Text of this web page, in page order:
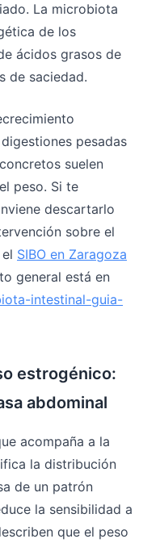
La microbiota
de los
ácidos grasos de
de saciedad.
pesadas
suelen
peso. Si te
descartarlo
sobre el
SIBO en Zaragoza
general está en
intestinal-guia-
estrogénico:
abdominal
acompaña a la
la distribución
de un patrón
la sensibilidad a
que el peso